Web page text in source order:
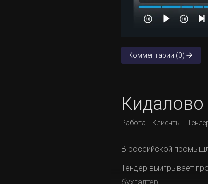
Комментарии (0)
Кидалово
Работа Клиенты
В российской
Тендер выигрывает